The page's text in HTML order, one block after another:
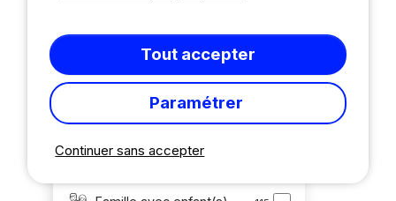
Printemps
Eté 150
Hiver 28
Continuer sans accepter
Tout accepter
Paramétrer